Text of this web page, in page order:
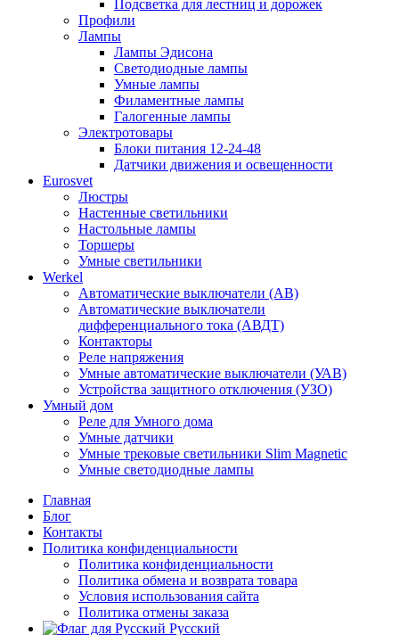
Подсветка для лестниц и дорожек
Профили
Лампы
Лампы Эдисона
Светодиодные лампы
Умные лампы
Филаментные лампы
Галогенные лампы
Электротовары
Блоки питания 12-24-48
Датчики движения и освещенности
Eurosvet
Люстры
Настенные светильники
Настольные лампы
Торшеры
Умные светильники
Werkel
Автоматические выключатели (АВ)
Автоматические выключатели
дифференциального тока (АВДТ)
Контакторы
Реле напряжения
Умные автоматические выключатели (УАВ)
Устройства защитного отключения (УЗО)
Умный дом
Реле для Умного дома
Умные датчики
Умные трековые светильники Slim Magnetic
Умные светодиодные лампы
Главная
Блог
Контакты
Политика конфиденциальности
Политика конфиденциальности
Политика обмена и возврата товара
Условия использования сайта
Политика отмены заказа
Русский